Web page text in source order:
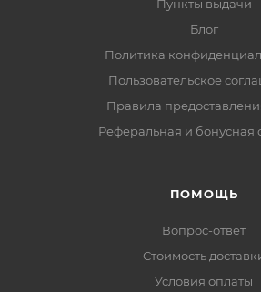
Пункты выдачи
Блог
Политика
Пользовательское
Правила
Реферальная и бонусная
ПОМОЩЬ
Вопрос-ответ
Стоимость
Условия оплаты